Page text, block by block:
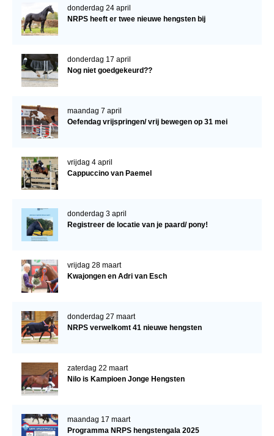
donderdag 24 april
NRPS heeft er twee nieuwe hengsten bij
donderdag 17 april
Nog niet goedgekeurd??
maandag 7 april
Oefendag vrijspringen/ vrij bewegen op 31 mei
vrijdag 4 april
Cappuccino van Paemel
donderdag 3 april
Registreer de locatie van je paard/ pony!
vrijdag 28 maart
Kwajongen en Adri van Esch
donderdag 27 maart
NRPS verwelkomt 41 nieuwe hengsten
zaterdag 22 maart
Nilo is Kampioen Jonge Hengsten
maandag 17 maart
Programma NRPS hengstengala 2025